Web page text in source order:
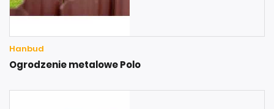
Hanbud
Ogrodzenie metalowe Polo